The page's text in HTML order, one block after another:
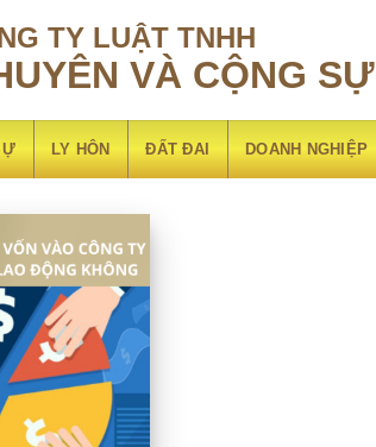
TY LUẬT TNHH
VÀ CỘNG SỰ
LY HÔN ĐẤT ĐAI DOANH NGHIỆP